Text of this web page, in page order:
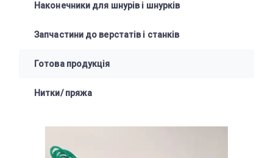
Наконечники для шнурів і шнурків
Запчастини до верстатів і станків
Готова продукція
Нитки/ пряжа